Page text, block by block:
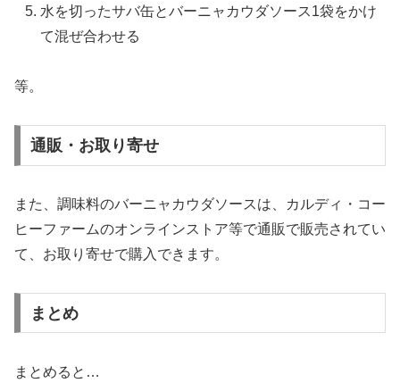
水を切ったサバ缶とバーニャカウダソース1袋をかけ
て混ぜ合わせる
等。
通販・お取り寄せ
また、調味料のバーニャカウダソースは、カルディ・コー
ヒーファームのオンラインストア等で通販で販売されてい
て、お取り寄せで購入できます。
まとめ
まとめると…